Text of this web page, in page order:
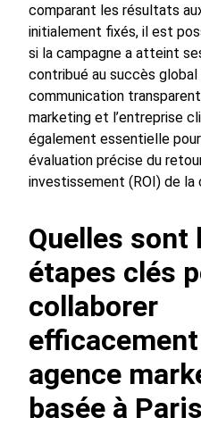
comparant les résultats
initialement fixés, il est
si la campagne a atteint
contribué au succès global
communication
marketing et l’entreprise
également essentielle
évaluation précise du
investissement (ROI) de la
Quelles sont
étapes clés
collaborer
agence
basée à